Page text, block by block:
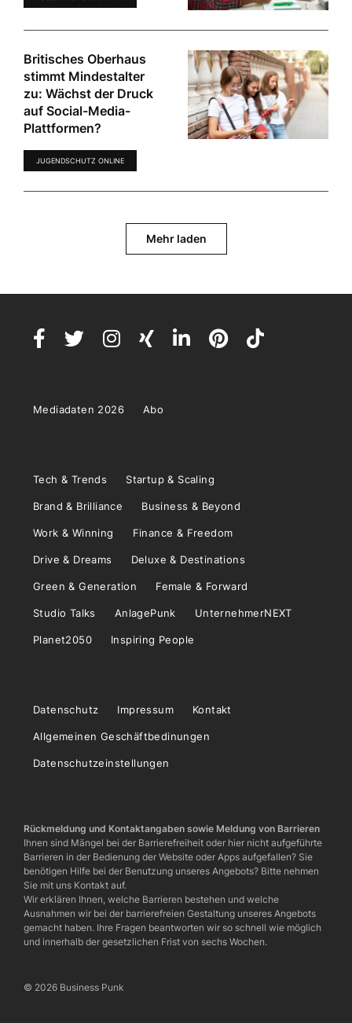
Britisches Oberhaus
stimmt Mindestalter
zu: Wächst der Druck
auf Social-Media-
Plattformen?
JUGENDSCHUTZ ONLINE
Mehr laden
Mediadaten 2026 Abo
Tech & Trends Startup & Scaling
Brand & Brilliance Business & Beyond
Work & Winning Finance & Freedom
Drive & Dreams Deluxe & Destinations
Green & Generation Female & Forward
Studio Talks AnlagePunk UnternehmerNEXT
Planet2050 Inspiring People
Datenschutz Impressum Kontakt
Allgemeinen Geschäftbedinungen
Datenschutzeinstellungen
Rückmeldung und Kontaktangaben sowie Meldung von Barrieren
Ihnen sind Mängel bei der Barrierefreiheit oder hier nicht aufgeführte
Barrieren in der Bedienung der Website oder Apps aufgefallen? Sie
benötigen Hilfe bei der Benutzung unseres Angebots? Bitte nehmen
Sie mit uns Kontakt auf.
Wir erklären Ihnen, welche Barrieren bestehen und welche
Ausnahmen wir bei der barrierefreien Gestaltung unseres Angebots
gemacht haben. Ihre Fragen beantworten wir so schnell wie möglich
und innerhalb der gesetzlichen Frist von sechs Wochen.
© 2026 Business Punk